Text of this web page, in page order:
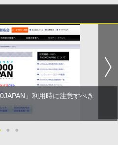
」利用時に注意すべき
● ●